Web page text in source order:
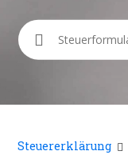
Suche
Steuererklärung